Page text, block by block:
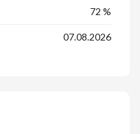
72 %
07.08.2026